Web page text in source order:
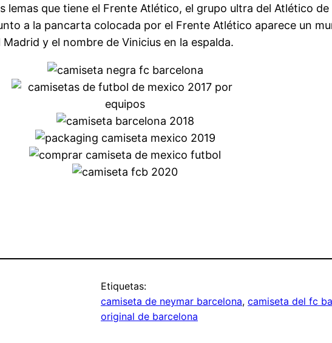
lemas que tiene el Frente Atlético, el grupo ultra del Atlético
a la pancarta colocada por el Frente Atlético aparece un
y el nombre de Vinicius en la espalda.
Etiquetas:
camiseta de neymar barcelona, camiseta del fc
original de barcelona